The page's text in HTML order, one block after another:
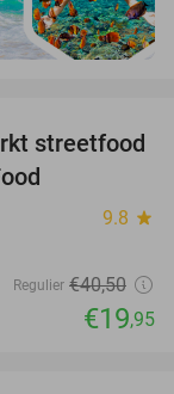
51%
streetfood
9.8 star
Regulier €40,50
€19,95